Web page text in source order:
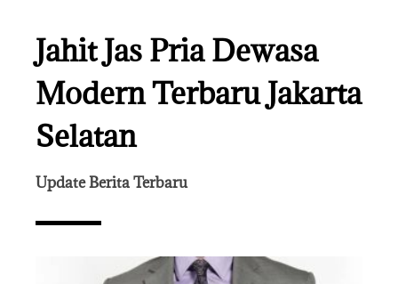
Jahit Jas Pria Dewasa
Modern Terbaru Jakarta
Selatan
Update Berita Terbaru